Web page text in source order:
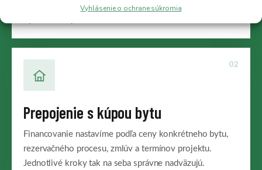
Vyhlásenie o ochrane súkromia
vašich príjmov, záväzkov, vlastných zdrojov a ceny
02
Prepojenie s kúpou bytu
Financovanie nastavíme podľa ceny konkrétneho bytu,
rezervačného procesu, zmlúv a termínov projektu.
Jednotlivé kroky tak na seba správne nadväzujú.